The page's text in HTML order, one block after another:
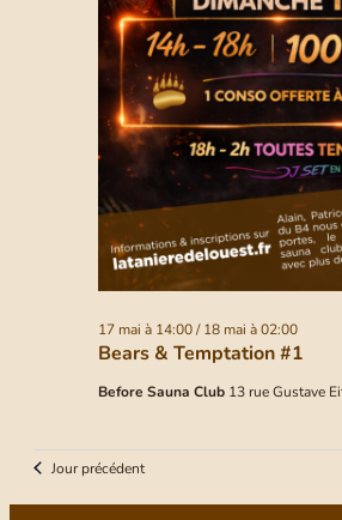
Bears & Temptation #1
17 mai à 14:00/18 mai à 02:00
Before Sauna Club 13 rue Gustave
Jour précédent